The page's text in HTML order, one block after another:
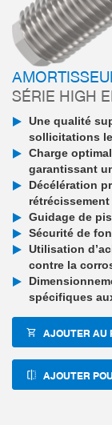
SÉRIE HIGH
Une qualité
sollicitations
Charge
garantissant
Décélération
Guidage de
Sécurité de
Utilisation
contre la
spécifiques
AJOUTER AU
AJOUTER